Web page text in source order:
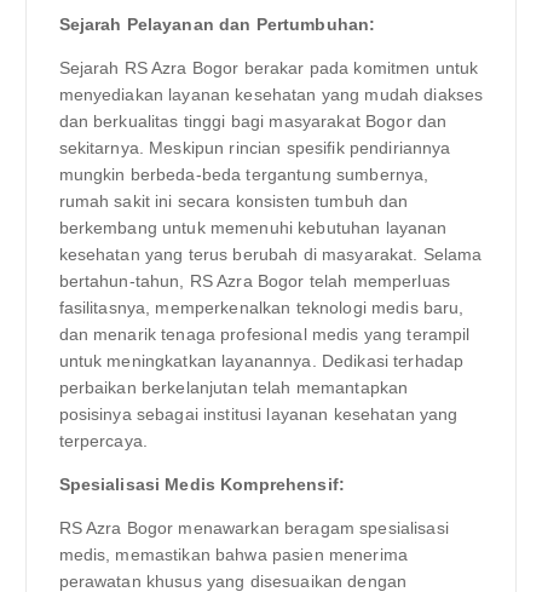
Sejarah Pelayanan dan Pertumbuhan:
Sejarah RS Azra Bogor berakar pada komitmen untuk
menyediakan layanan kesehatan yang mudah diakses
dan berkualitas tinggi bagi masyarakat Bogor dan
sekitarnya. Meskipun rincian spesifik pendiriannya
mungkin berbeda-beda tergantung sumbernya,
rumah sakit ini secara konsisten tumbuh dan
berkembang untuk memenuhi kebutuhan layanan
kesehatan yang terus berubah di masyarakat. Selama
bertahun-tahun, RS Azra Bogor telah memperluas
fasilitasnya, memperkenalkan teknologi medis baru,
dan menarik tenaga profesional medis yang terampil
untuk meningkatkan layanannya. Dedikasi terhadap
perbaikan berkelanjutan telah memantapkan
posisinya sebagai institusi layanan kesehatan yang
terpercaya.
Spesialisasi Medis Komprehensif:
RS Azra Bogor menawarkan beragam spesialisasi
medis, memastikan bahwa pasien menerima
perawatan khusus yang disesuaikan dengan